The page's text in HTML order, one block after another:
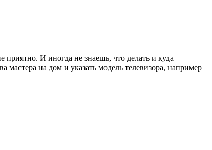
приятно. И иногда не знаешь, что делать и куда
мастера на дом и указать модель телевизора, например